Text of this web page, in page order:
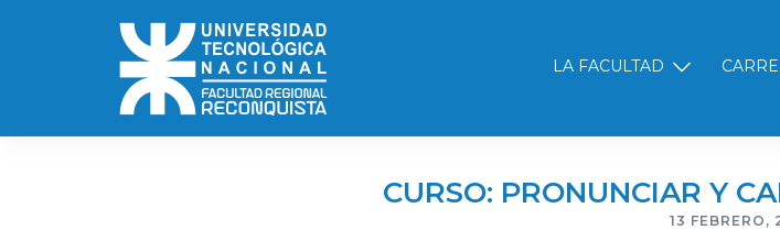
LA FACULTAD
CURSO: PRONUNCIAR Y
13 FEBRERO,